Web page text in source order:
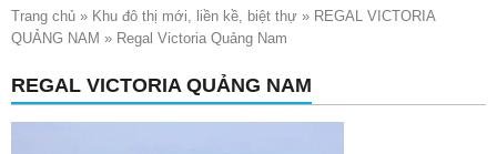
Trang chủ » Khu đô thị mới, liền kề, biệt thự » REGAL VICTORIA
QUẢNG NAM » Regal Victoria Quảng Nam
REGAL VICTORIA QUẢNG NAM